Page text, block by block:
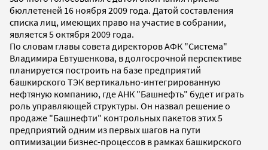
бюллетеней 16 ноября 2009 года. Датой составления
списка лиц, имеющих право на участие в собрании,
является 5 октября 2009 года.
По словам главы совета директоров АФК "Система"
Владимира Евтушенкова, в долгосрочной перспективе
планируется построить на базе предприятий
башкирского ТЭК вертикально-интегрированную
нефтяную компанию, где АНК "Башнефть" будет играть
роль управляющей структуры. Он назвал решение о
продаже "Башнефти" контрольных пакетов этих 5
предприятий одним из первых шагов на пути
оптимизации бизнес-процессов в рамках башкирского